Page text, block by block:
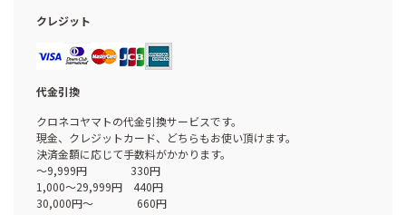
クレジット
代金引換
クロネコヤマトの代金引換サービスです。
現金、クレジットカード、どちらもお使い頂けます。
決済金額に応じて手数料がかかります。
～9,999円 330円
1,000～29,999円 440円
30,000円～ 660円